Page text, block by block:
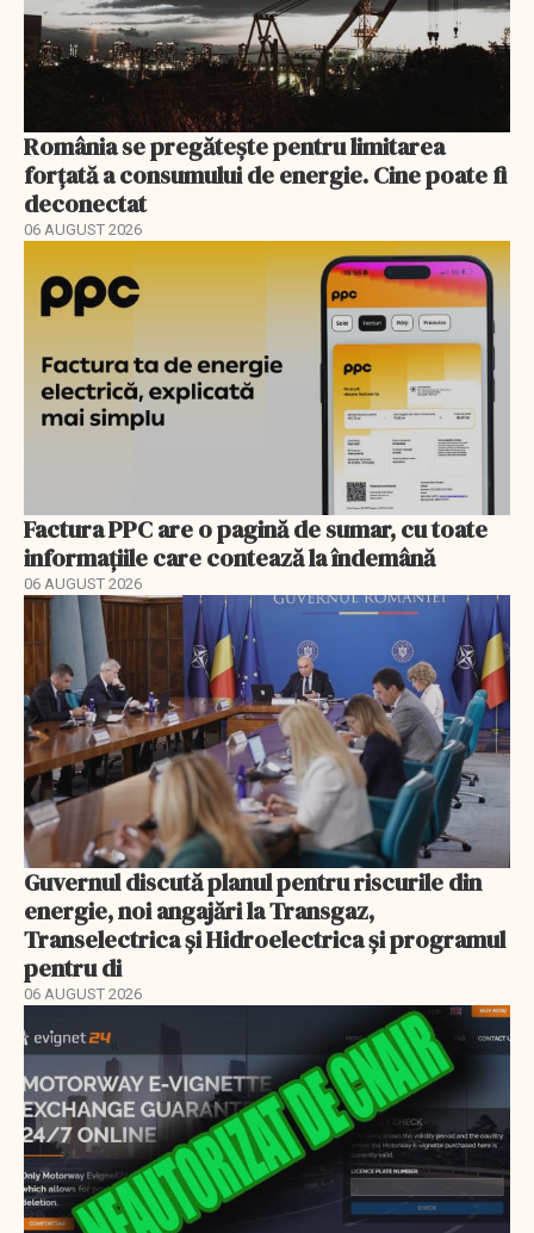
România se pregătește pentru limitarea
forțată a consumului de energie. Cine poate fi
deconectat
06 AUGUST 2026
Factura PPC are o pagină de sumar, cu toate
informațiile care contează la îndemână
06 AUGUST 2026
Guvernul discută planul pentru riscurile din
energie, noi angajări la Transgaz,
Transelectrica și Hidroelectrica și programul
pentru di
06 AUGUST 2026